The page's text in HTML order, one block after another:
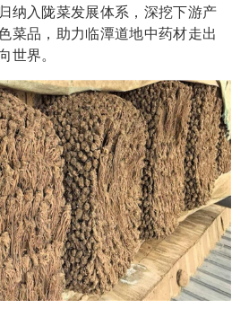
纳入陇菜发展体系，深挖下游产
菜品，助力临潭道地中药材走出
世界。